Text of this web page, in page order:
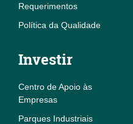
Requerimentos
Política da Qualidade
Investir
Centro de Apoio às
Empresas
Parques Industriais